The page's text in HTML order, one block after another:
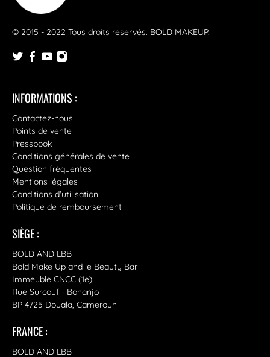
© 2015 - 2022 Tous droits reservés. BOLD MAKEUP.
INFORMATIONS :
Contactez-nous
Points de vente
Pressbook
Conditions générales de vente
Question fréquentes
Mentions légales
Conditions d'utilisation
Politique de remboursement
SIÈGE :
BOLD AND LBB
Bold Make Up and le Beauty Bar
Immeuble CNCC (1e)
Rue Surcouf - Bonanjo
BP 4725 Douala, Cameroun
FRANCE :
BOLD AND LBB